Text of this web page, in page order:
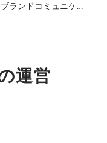
株式会社ビズリーチ / CDO室 ブランドコミュニケーショングループ / 人事本部 採用部（兼務）
運営